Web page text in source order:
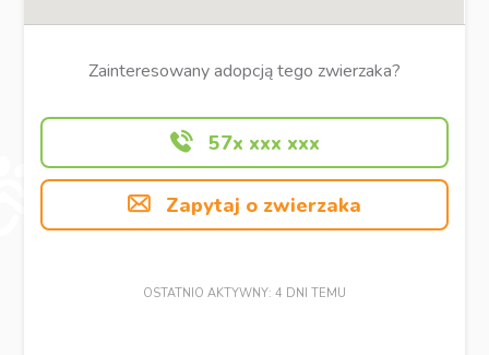
Zainteresowany adopcją tego zwierzaka?
57x xxx xxx
Zapytaj o zwierzaka
OSTATNIO AKTYWNY: 4 DNI TEMU